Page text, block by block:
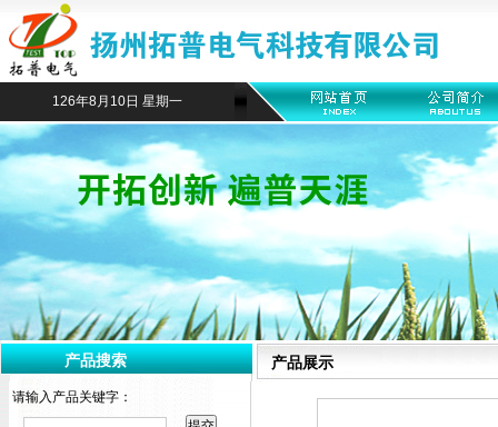
126年8月10日 星期一
产品搜索
请输入产品关键字：
产品展示